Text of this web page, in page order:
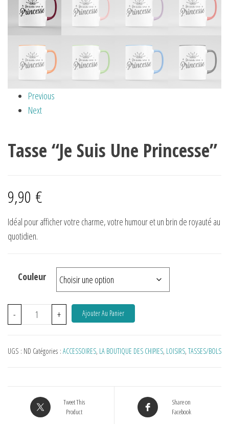
Previous
Next
Tasse “Je Suis Une Princesse”
9,90 €
Idéal pour afficher votre charme, votre humour et un brin de royauté au
quotidien.
Couleur
- + Ajouter Au Panier
UGS : ND Catégories : ACCESSOIRES, LA BOUTIQUE DES CHIPIES, LOISIRS, TASSES/BOLS
Tweet This
Product
Share on
Facebook